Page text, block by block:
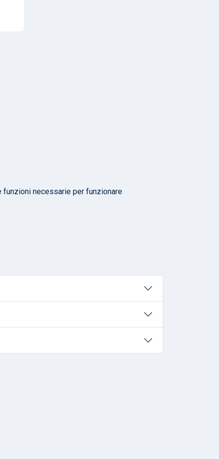
funzioni necessarie per funzionare